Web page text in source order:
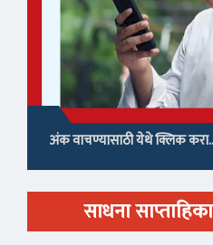
अंक वाचण्यासाठी येथे क्लिक करा..
साधना